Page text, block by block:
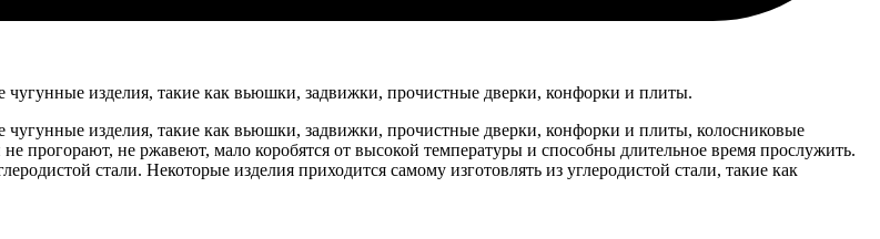
чугунные изделия, такие как вьюшки, задвижки, прочистные дверки, конфорки и плиты.
чугунные изделия, такие как вьюшки, задвижки, прочистные дверки, конфорки и плиты, колосниковые
прогорают, не ржавеют, мало коробятся от высокой температуры и способны длительное время прослужить.
стали. Некоторые изделия приходится самому изготовлять из углеродистой стали, такие как